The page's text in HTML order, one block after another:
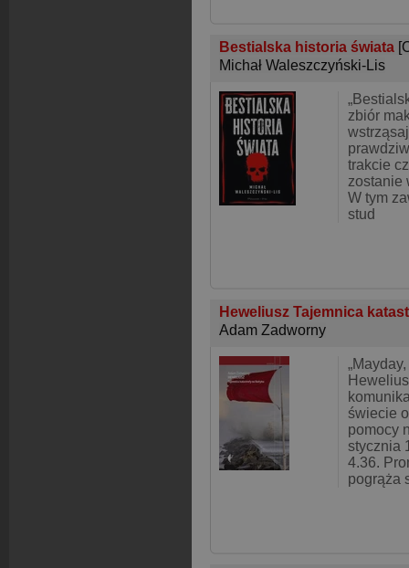
Bestialska historia świata
Michał Waleszczyński-Lis
zbiór
trakcie
zostanie
W tym
stud
Heweliusz Tajemnica
Adam Zadworny
świecie
pomocy
stycznia
4.36.
pogrąża